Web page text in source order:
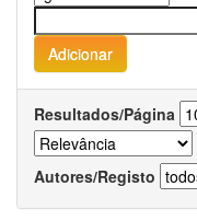
Resultados/Página
Autores/Registo